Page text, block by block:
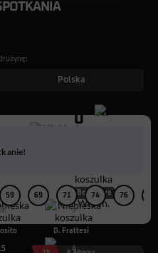
Polska
0
4
7
D. Frattesi
R. Bellanova
59 69 71 74 76